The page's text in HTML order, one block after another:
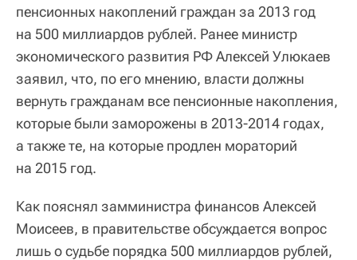
пенсионных накоплений граждан за 2013 год
на 500 миллиардов рублей. Ранее министр
экономического развития РФ Алексей Улюкаев
заявил, что, по его мнению, власти должны
вернуть гражданам все пенсионные накопления,
которые были заморожены в 2013-2014 годах,
а также те, на которые продлен мораторий
на 2015 год.
Как пояснял замминистра финансов Алексей
Моисеев, в правительстве обсуждается вопрос
лишь о судьбе порядка 500 миллиардов рублей,